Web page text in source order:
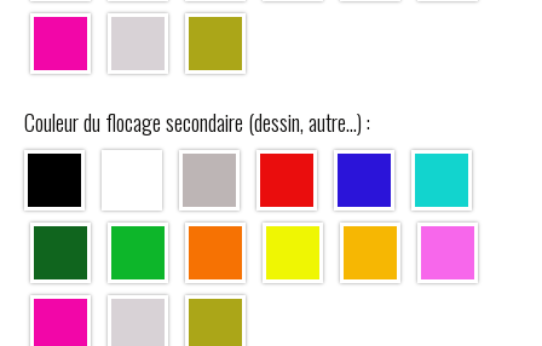
Couleur du flocage secondaire (dessin, autre...) :